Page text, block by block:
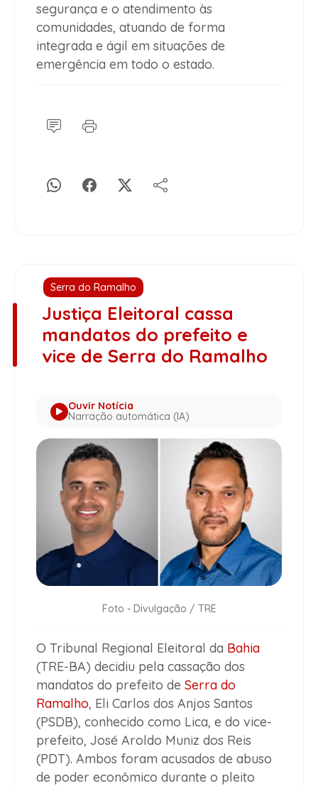
segurança e o atendimento às
comunidades, atuando de forma
integrada e ágil em situações de
emergência em todo o estado.
Serra do Ramalho
Justiça Eleitoral cassa
mandatos do prefeito e
vice de Serra do Ramalho
Ouvir Notícia
Narração automática (IA)
Foto - Divulgação / TRE
O Tribunal Regional Eleitoral da Bahia
(TRE-BA) decidiu pela cassação dos
mandatos do prefeito de Serra do
Ramalho, Eli Carlos dos Anjos Santos
(PSDB), conhecido como Lica, e do vice-
prefeito, José Aroldo Muniz dos Reis
(PDT). Ambos foram acusados de abuso
de poder econômico durante o pleito